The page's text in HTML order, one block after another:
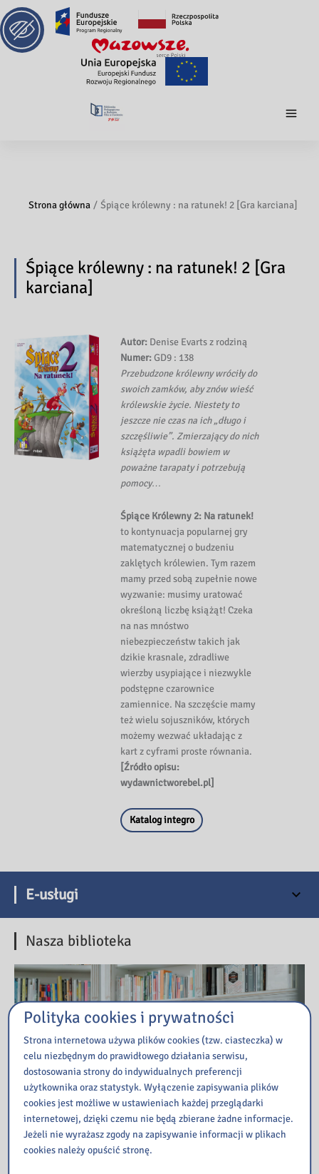
Strona główna Śpiące królewny : na ratunek! 2 [Gra karciana]
Śpiące królewny : na ratunek! 2 [Gra
karciana]
Autor: Denise Evarts z rodziną
Numer:GD9 : 138
Przebudzone królewny wróciły do
swoich zamków, aby znów wieść
królewskie życie. Niestety to
jeszcze nie czas na ich „długo i
szczęśliwie”. Zmierzający do nich
książęta wpadli bowiem w
poważne tarapaty i potrzebują
pomocy…
Śpiące Królewny 2: Na ratunek!
to kontynuacja popularnej gry
matematycznej o budzeniu
zaklętych królewien. Tym razem
mamy przed sobą zupełnie nowe
wyzwanie: musimy uratować
określoną liczbę książąt! Czeka
na nas mnóstwo
niebezpieczeństw takich jak
dzikie krasnale, zdradliwe
wierzby usypiające i niezwykle
podstępne czarownice
zamiennice. Na szczęście mamy
też wielu sojuszników, których
możemy wezwać układając z
kart z cyframi proste równania.
[Źródło opisu:
wydawnictworebel.pl]
Katalog integro
E-usługi
Nasza biblioteka
Polityka cookies i prywatności
Strona internetowa używa plików cookies (tzw. ciasteczka) w
celu niezbędnym do prawidłowego działania serwisu,
dostosowania strony do indywidualnych preferencji
użytkownika oraz statystyk. Wyłączenie zapisywania plików
cookies jest możliwe w ustawieniach każdej przeglądarki
internetowej, dzięki czemu nie będą zbierane żadne informacje.
Jeżeli nie wyrażasz zgody na zapisywanie informacji w plikach
cookies należy opuścić stronę.